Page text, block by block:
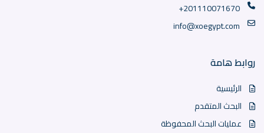
+201110071670
info@xoegypt.com
روابط هامة
الرئيسية
البحث المتقدم
عمليات البحث المحفوظة